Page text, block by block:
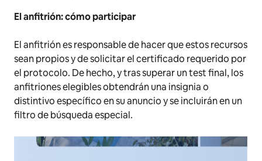
El anfitrión: cómo participar
El anfitrión es responsable de hacer que estos recursos
sean propios y de solicitar el certificado requerido por
el protocolo. De hecho, y tras superar un test final, los
anfitriones elegibles obtendrán una insignia o
distintivo específico en su anuncio y se incluirán en un
filtro de búsqueda especial.